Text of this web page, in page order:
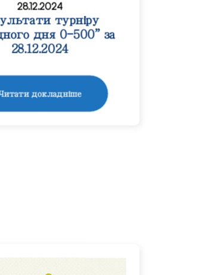
28.12.2024
турніру
дня 0-500” за
28.12.2024
докладніше